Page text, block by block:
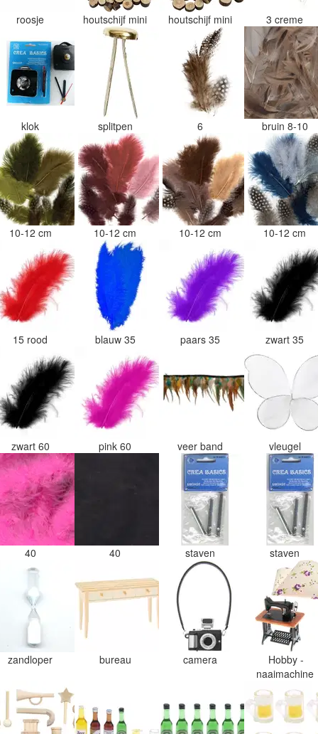
roosje houtschijf mini houtschijf mini 3 creme
klok splitpen 6 bruin 8-10
10-12 cm 10-12 cm 10-12 cm 10-12 cm
15 rood blauw 35 paars 35 zwart 35
zwart 60 pink 60 veer band vleugel
40 40 staven staven
zandloper bureau camera
Hobby -
naaimachine